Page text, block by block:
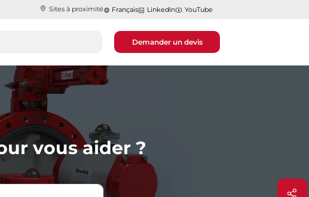
Sites à proximité Français LinkedIn YouTube
Demander un devis
vous aider ?